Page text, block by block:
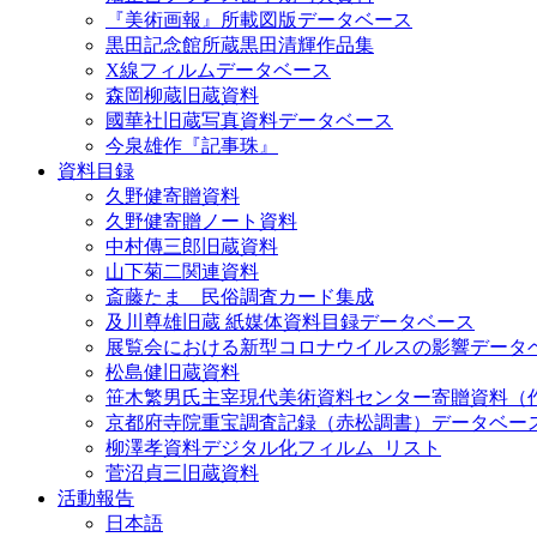
『美術画報』所載図版データベース
黒田記念館所蔵黒田清輝作品集
X線フィルムデータベース
森岡柳蔵旧蔵資料
國華社旧蔵写真資料データベース
今泉雄作『記事珠』
資料目録
久野健寄贈資料
久野健寄贈ノート資料
中村傳三郎旧蔵資料
山下菊二関連資料
斎藤たま 民俗調査カード集成
及川尊雄旧蔵 紙媒体資料目録データベース
展覧会における新型コロナウイルスの影響データ
松島健旧蔵資料
笹木繁男氏主宰現代美術資料センター寄贈資料（
京都府寺院重宝調査記録（赤松調書）データベー
柳澤孝資料デジタル化フィルム_リスト
菅沼貞三旧蔵資料
活動報告
日本語